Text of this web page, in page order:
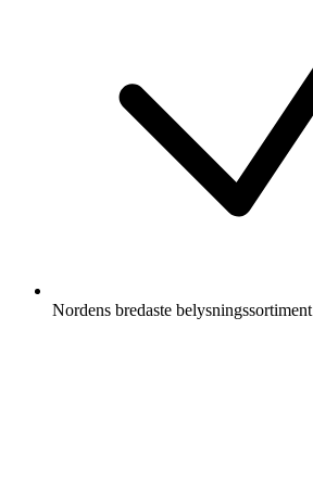
Nordens bredaste belysningssortiment